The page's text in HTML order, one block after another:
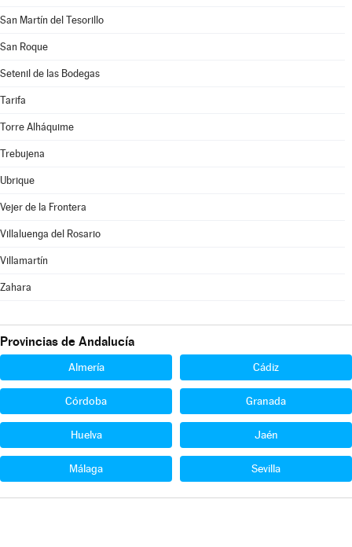
San Martín del Tesorillo
San Roque
Setenil de las Bodegas
Tarifa
Torre Alháquime
Trebujena
Ubrique
Vejer de la Frontera
Villaluenga del Rosario
Villamartín
Zahara
Provincias de Andalucía
Almería Cádiz
Córdoba Granada
Huelva Jaén
Málaga Sevilla